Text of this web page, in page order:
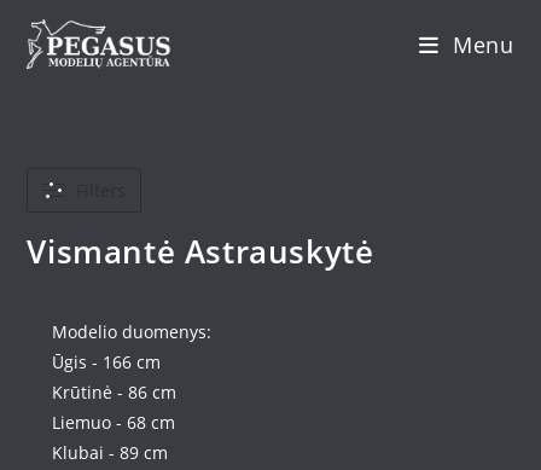
content
Menu
Vismantė Astrauskytė
Modelio duomenys:
Ūgis - 166 cm
Krūtinė - 86 cm
Liemuo - 68 cm
Klubai - 89 cm